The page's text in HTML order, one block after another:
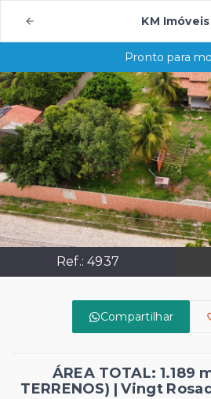
KM Imóveis
Ref.: 4937
Pronto para
Compartilhar
ÁREA TOTAL: 1.189
TERRENOS) | Vingt